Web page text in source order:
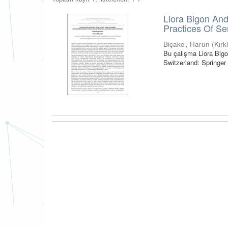
Liora Bigon
Practices Of
Biçakcı, Harun (
Bu çalışma Liora
Switzerland: Springer